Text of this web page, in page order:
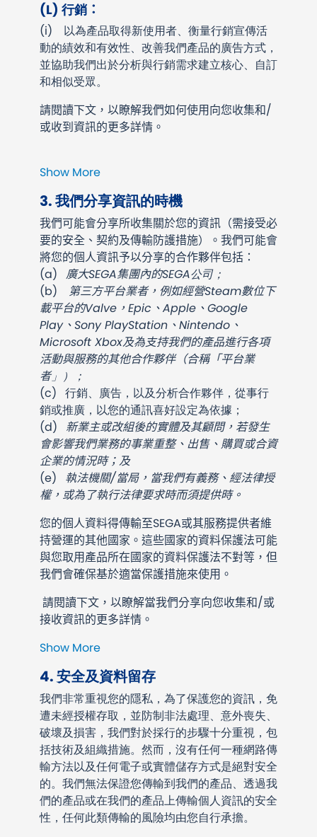
(L) 行銷 ：
(i) 以為產品取得新使用者、衡量行銷宣傳活
動的績效和有效性、改善我們產品的廣告方式，
並協助我們出於分析與行銷需求建立核心、自訂
和相似受眾。
請閱讀下文，以瞭解我們如何使用向您收集和/
或收到資訊的更多詳情。
Show More
3. 我們分享資訊的時機
我們可能會分享所收集關於您的資訊（需接受必
要的安全、契約及傳輸防護措施）。我們可能會
將您的個人資訊予以分享的合作夥伴包括：
(a) 廣大SEGA集團內的SEGA公司；
(b) 第三方平台業者，例如經營Steam數位下
載平台的Valve，Epic、Apple、Google
Play、Sony PlayStation、Nintendo、
Microsoft Xbox及為支持我們的產品進行各項
活動與服務的其他合作夥伴（合稱「平台業
者」）；
(c) 行銷、廣告，以及分析合作夥伴，從事行
銷或推廣，以您的通訊喜好設定為依據；
(d) 新業主或改組後的實體及其顧問，若發生
會影響我們業務的事業重整、出售、購買或合資
企業的情況時；及
(e) 執法機關/當局，當我們有義務、經法律授
權，或為了執行法律要求時而須提供時。
您的個人資料得傳輸至SEGA或其服務提供者維
持營運的其他國家。這些國家的資料保護法可能
與您取用產品所在國家的資料保護法不對等，但
我們會確保基於適當保護措施來使用。
請閱讀下文，以瞭解當我們分享向您收集和/或
接收資訊的更多詳情。
Show More
4. 安全及資料留存
我們非常重視您的隱私，為了保護您的資訊，免
遭未經授權存取，並防制非法處理、意外喪失、
破壞及損害，我們對於採行的步驟十分重視，包
括技術及組織措施。然而，沒有任何一種網路傳
輸方法以及任何電子或實體儲存方式是絕對安全
的。我們無法保證您傳輸到我們的產品、透過我
們的產品或在我們的產品上傳輸個人資訊的安全
性，任何此類傳輸的風險均由您自行承擔。